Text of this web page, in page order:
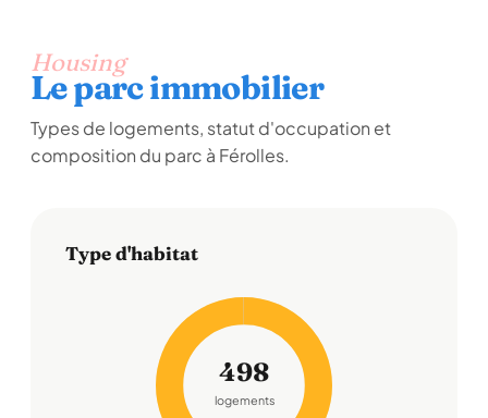
Housing
Le parc immobilier
Types de logements, statut d'occupation et
composition du parc à Férolles.
Type d'habitat
498
logements